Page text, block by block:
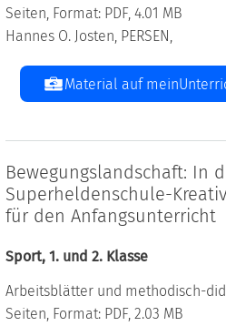
Seiten, Format: PDF, 4.01 MB
Hannes O. Josten, PERSEN,
Material auf
Bewegungslandschaft: In
Superheldenschule-
für den Anfangsunterricht
Sport, 1. und 2. Klasse
Arbeitsblätter und methodisch-
Seiten, Format: PDF, 2.03 MB